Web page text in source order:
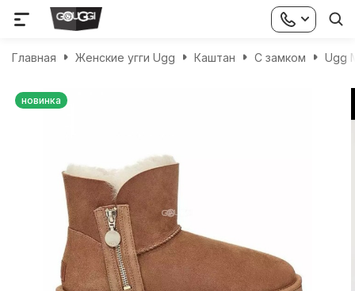
Главная Женские угги Ugg Каштан С замком Ugg
новинка